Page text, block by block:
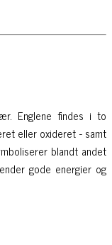
Englene findes i to
eller oxideret - samt
blandt andet
gode energier og